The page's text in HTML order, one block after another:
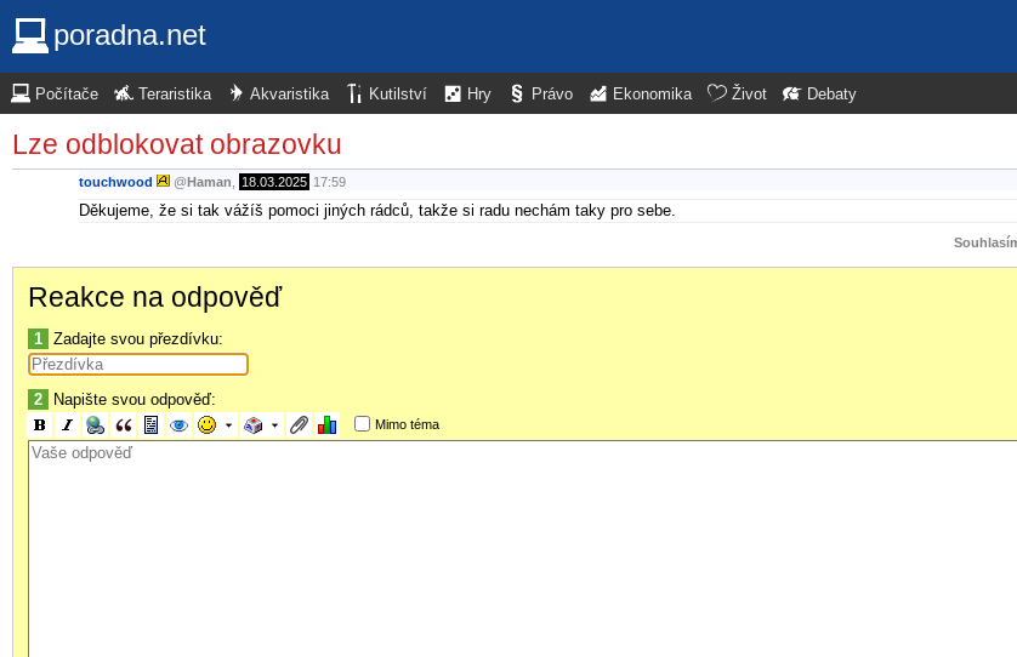
poradna.net
Počítače Teraristika Akvaristika Kutilství Hry Právo Ekonomika Život Debaty
Lze odblokovat obrazovku
touchwood @Haman 18.03.2025 17:59
Děkujeme, že si tak vážíš pomoci jiných rádců, takže si radu nechám taky pro sebe.
Reakce na odpověď
1 Zadajte svou přezdívku:
2 Napište svou odpověď:
Mimo téma